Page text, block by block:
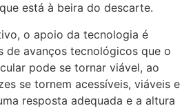
está à beira do descarte.
o apoio da tecnologia é
de avanços tecnológicos que o
pode se tornar viável, ao
se tornem acessíveis, viáveis e
resposta adequada e a altura